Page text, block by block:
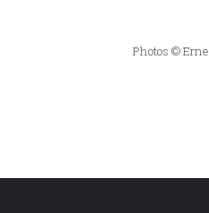
Photos ©